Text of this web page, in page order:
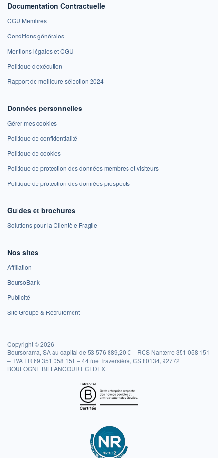
Documentation Contractuelle
CGU Membres
Conditions générales
Mentions légales et CGU
Politique d'exécution
Rapport de meilleure sélection 2024
Données personnelles
Gérer mes cookies
Politique de confidentialité
Politique de cookies
Politique de protection des données membres et visiteurs
Politique de protection des données prospects
Guides et brochures
Solutions pour la Clientèle Fragile
Nos sites
Affiliation
BoursoBank
Publicité
Site Groupe & Recrutement
Copyright © 2026
Boursorama, SA au capital de 53 576 889,20 € – RCS Nanterre 351 058 151
– TVA FR 69 351 058 151 – 44 rue Traversière, CS 80134, 92772
BOULOGNE BILLANCOURT CEDEX